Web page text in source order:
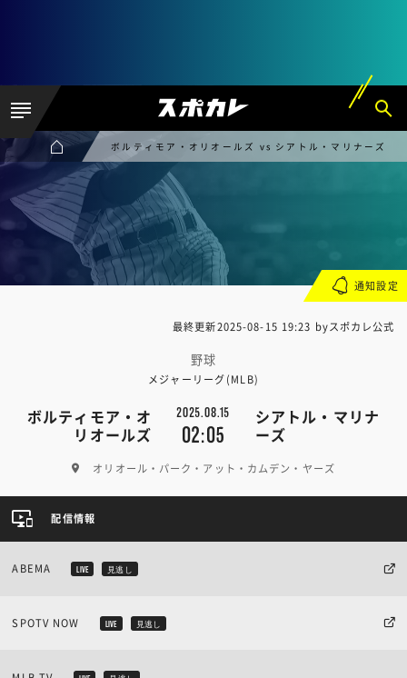
ボルティモア・オリオールズ vs シアトル・マリナーズ
最終更新2025-08-15 19:23 byスポカレ公式
野球
メジャーリーグ(MLB)
ボルティモア・オ
リオールズ
2025.08.15
02:05
シアトル・マリナ
ーズ
オリオール・パーク・アット・カムデン・ヤーズ
通知設定
配信情報
ABEMA LIVE 見逃し
SPOTV NOW LIVE 見逃し